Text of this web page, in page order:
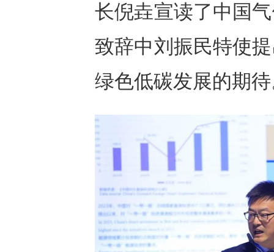
长倪垚宣读了中国
致辞中刘振民特使
绿色低碳发展的期